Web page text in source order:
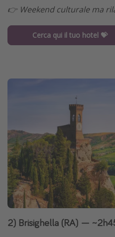
👉 Weekend culturale ma
Cerca qui il tuo hotel 💝
2) Brisighella (RA) —